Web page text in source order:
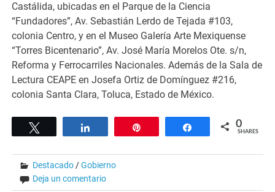
Castálida, ubicadas en el Parque de la Ciencia
“Fundadores”, Av. Sebastián Lerdo de Tejada #103,
colonia Centro, y en el Museo Galería Arte Mexiquense
“Torres Bicentenario”, Av. José María Morelos Ote. s/n,
Reforma y Ferrocarriles Nacionales. Además de la Sala de
Lectura CEAPE en Josefa Ortiz de Domínguez #216,
colonia Santa Clara, Toluca, Estado de México.
Share 0
SHARES
Destacado/Gobierno
Deja un comentario